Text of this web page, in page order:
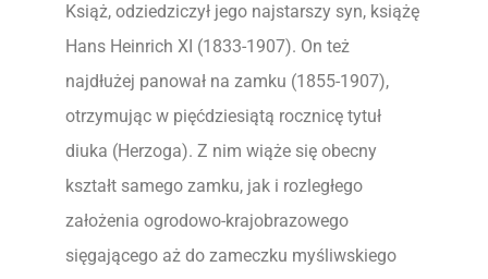
Książ, odziedziczył jego najstarszy syn, książę
Hans Heinrich XI (1833-1907). On też
najdłużej panował na zamku (1855-1907),
otrzymując w pięćdziesiątą rocznicę tytuł
diuka (Herzoga). Z nim wiąże się obecny
kształt samego zamku, jak i rozległego
założenia ogrodowo-krajobrazowego
sięgającego aż do zameczku myśliwskiego